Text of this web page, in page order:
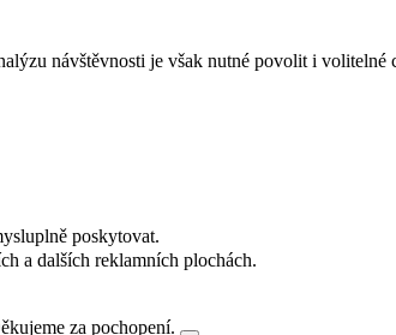
návštěvnosti je však nutné povolit i
poskytovat.
a dalších reklamních plochách.
za pochopení.